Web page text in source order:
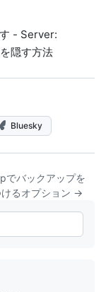
- Server:
隠す方法
Bluesky
でバックアップを
るオプション →